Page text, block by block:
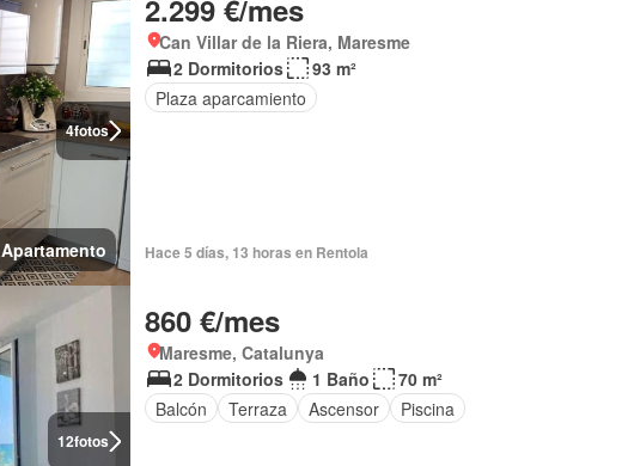
4fotos
Apartamento
2.299 €/mes
Can Villar de la Riera, Maresme
2 Dormitorios
93 m²
Plaza aparcamiento
Hace 5 días, 13 horas en Rentola
12fotos
860 €/mes
Maresme, Catalunya
2 Dormitorios
1 Baño
70 m²
Balcón
Terraza Ascensor Piscina